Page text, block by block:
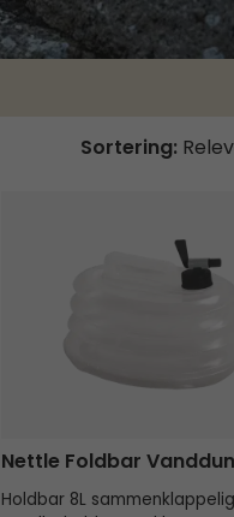
Sortering:
Nettle Foldbar
Holdbar 8L sammenklappelig